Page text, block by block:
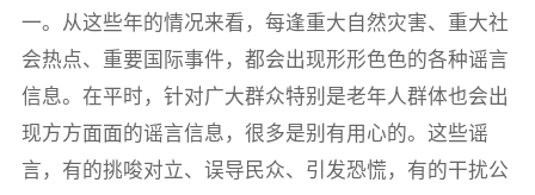
一。从这些年的情况来看，每逢重大自然灾害、重大社
会热点、重要国际事件，都会出现形形色色的各种谣言
信息。在平时，针对广大群众特别是老年人群体也会出
现方方面面的谣言信息，很多是别有用心的。这些谣
言，有的挑唆对立、误导民众、引发恐慌，有的干扰公